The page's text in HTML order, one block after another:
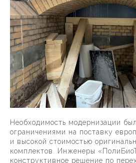
Необходимость модернизации
ограничениями на поставку
и высокой стоимостью
комплектов. Инженеры
конструктивное решение по